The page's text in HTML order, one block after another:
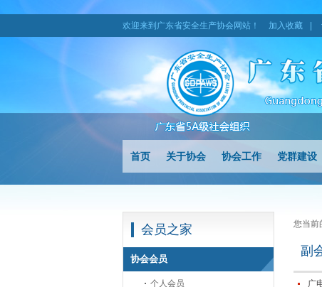
欢迎来到广东省安全生产协会网站！ 加入收藏
首页 关于协会 协会工作 党群建设
会员之家
协会会员
个人会员
您当前
副
广